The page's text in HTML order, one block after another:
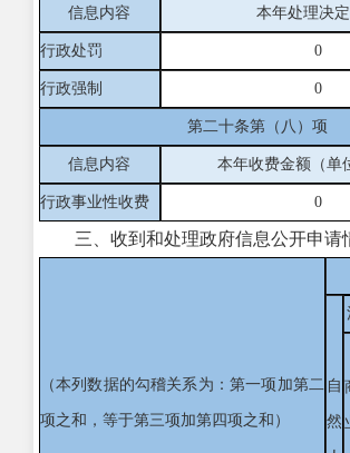
信息内容 本年处理决
行政处罚 0
行政强制 0
第二十条第（八）项
信息内容 本年收费金额（单
行政事业性收费 0
三、收到和处理政府信息公开申请
（本列数据的勾稽关系为：第一项加第二
项之和，等于第三项加第四项之和）
自
然